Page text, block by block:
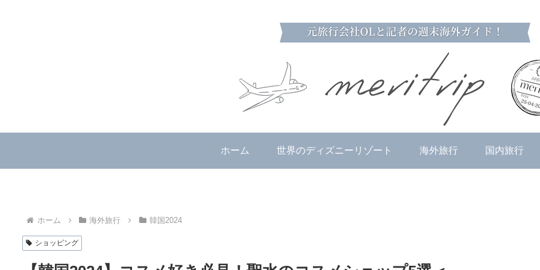
ホーム 世界のディズニーリゾート 海外旅行 国内旅行
ホーム 海外旅行 韓国2024
ショッピング